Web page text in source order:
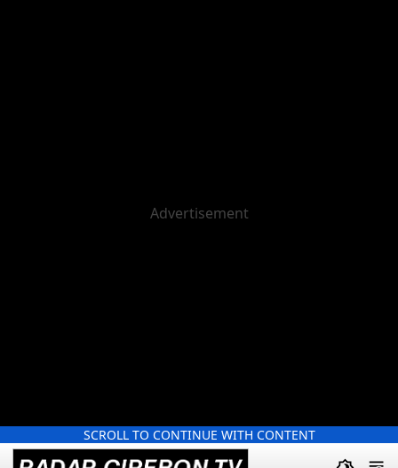
SCROLL TO CONTINUE WITH CONTENT